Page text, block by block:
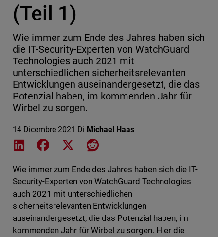
(Teil 1)
Wie immer zum Ende des Jahres haben sich
die IT-Security-Experten von WatchGuard
Technologies auch 2021 mit
unterschiedlichen sicherheitsrelevanten
Entwicklungen auseinandergesetzt, die das
Potenzial haben, im kommenden Jahr für
Wirbel zu sorgen.
14 Dicembre 2021 Di Michael Haas
Share on LinkedIn
Share on Facebook
Share on XShare on Reddit
Wie immer zum Ende des Jahres haben sich die IT-
Security-Experten von WatchGuard Technologies
auch 2021 mit unterschiedlichen
sicherheitsrelevanten Entwicklungen
auseinandergesetzt, die das Potenzial haben, im
kommenden Jahr für Wirbel zu sorgen. Hier die